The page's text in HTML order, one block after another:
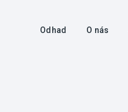
Odhad O nás